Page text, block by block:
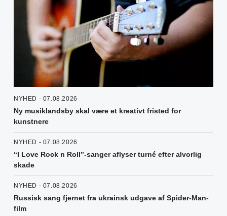
NYHED - 07.08.2026
Ny musiklandsby skal være et kreativt fristed for
kunstnere
NYHED - 07.08.2026
“I Love Rock n Roll”-sanger aflyser turné efter alvorlig
skade
NYHED - 07.08.2026
Russisk sang fjernet fra ukrainsk udgave af Spider-Man-
film